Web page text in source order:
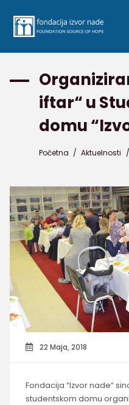
iftar“ u
domu
Početna / Aktuelnosti /
22 Maja, 2018
Fondacija “Izvor nade“
studentskom domu